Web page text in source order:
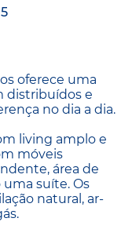
oferece uma
distribuídos e
no dia a dia.
living amplo e
móveis
área de
suíte. Os
natural, ar-